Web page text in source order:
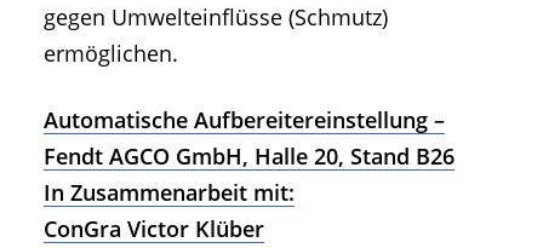
gegen Umwelteinflüsse (Schmutz)
ermöglichen.
Automatische Aufbereitereinstellung –
Fendt AGCO GmbH, Halle 20, Stand B26
In Zusammenarbeit mit:
ConGra Victor Klüber